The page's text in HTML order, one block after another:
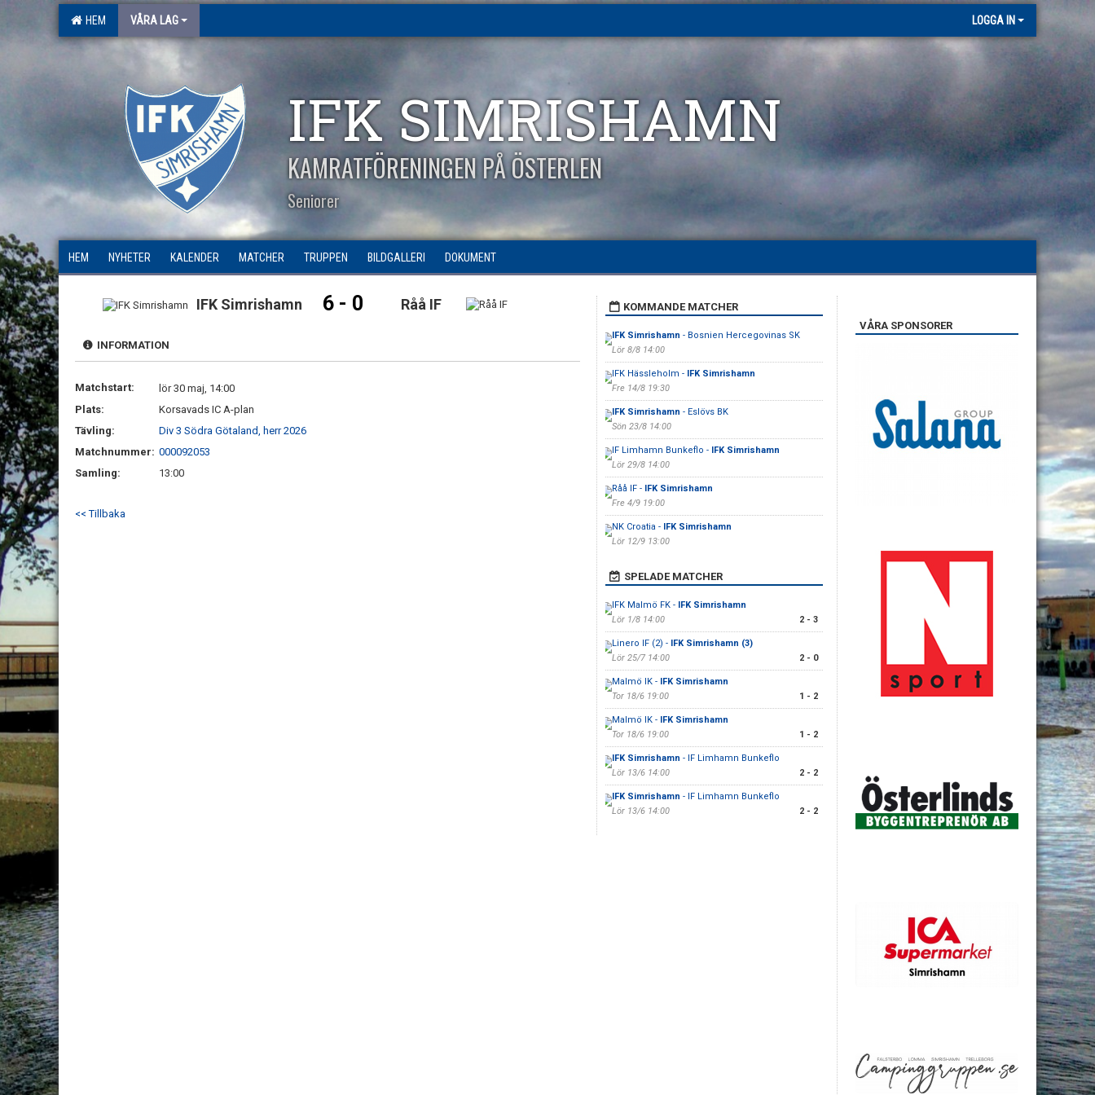
HEM VÅRA LAG LOGGA IN
IFK SIMRISHAMN
KAMRATFÖRENINGEN PÅ ÖSTERLEN
Seniorer
HEM NYHETER KALENDER MATCHER TRUPPEN BILDGALLERI DOKUMENT
IFK Simrishamn 6 - 0 Råå IF
INFORMATION
Matchstart:
lör 30 maj, 14:00
Plats:
Korsavads IC A-plan
Tävling:
Div 3 Södra Götaland, herr 2026
Matchnummer: 000092053
Samling:
13:00
<< Tillbaka
KOMMANDE MATCHER
IFK Simrishamn - Bosnien Hercegovinas SK
Lör 8/8 14:00
IFK Hässleholm - IFK Simrishamn
Fre 14/8 19:30
IFK Simrishamn - Eslövs BK
Sön 23/8 14:00
IF Limhamn Bunkeflo - IFK Simrishamn
Lör 29/8 14:00
Råå IF - IFK Simrishamn
Fre 4/9 19:00
NK Croatia - IFK Simrishamn
Lör 12/9 13:00
SPELADE MATCHER
IFK Malmö FK - IFK Simrishamn
Lör 1/8 14:00
2 - 3
Linero IF (2) - IFK Simrishamn (3)
Lör 25/7 14:00
2 - 0
Malmö IK - IFK Simrishamn
Tor 18/6 19:00
1 - 2
Malmö IK - IFK Simrishamn
Tor 18/6 19:00
1 - 2
IFK Simrishamn - IF Limhamn Bunkeflo
Lör 13/6 14:00
2 - 2
IFK Simrishamn - IF Limhamn Bunkeflo
Lör 13/6 14:00
2 - 2
VÅRA SPONSORER